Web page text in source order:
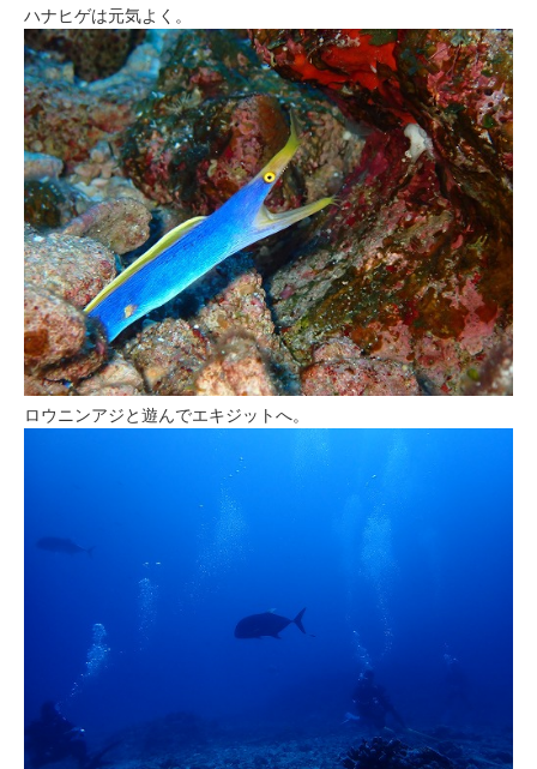
ハナヒゲは元気よく。
ロウニンアジと遊んでエキジットへ。